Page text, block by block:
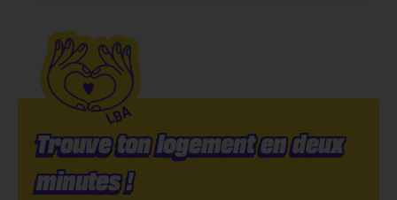
Trouve ton logement en deux
minutes !